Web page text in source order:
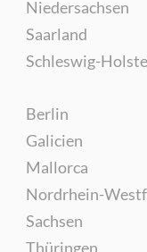
Niedersachsen
Saarland
Schleswig-
Berlin
Galicien
Mallorca
Nordrhein-
Sachsen
Thüringen